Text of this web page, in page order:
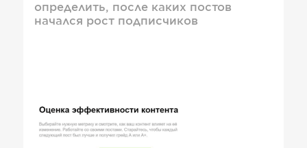
определить, после каких постов
начался рост подписчиков